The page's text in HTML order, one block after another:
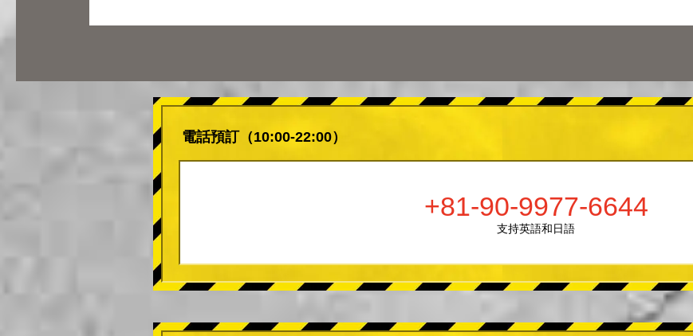
電話預訂（10:00-22:00）
+81-90-9977-6644
支持英語和日語